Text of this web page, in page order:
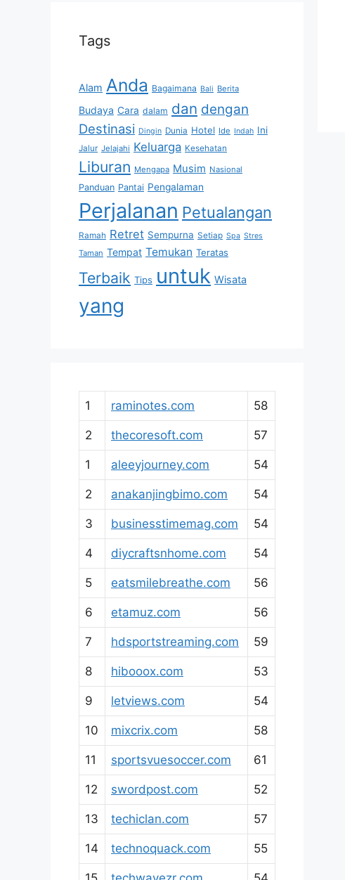
Tags
Alam Anda Bagaimana Bali Berita
Budaya Cara dalam dan dengan
Destinasi Dingin Dunia Hotel Ide Indah Ini
Jalur Jelajahi Keluarga Kesehatan
Liburan Mengapa Musim Nasional
Panduan Pantai Pengalaman
Perjalanan Petualangan
Ramah Retret Sempurna Setiap Spa Stres
Taman Tempat Temukan Teratas
Terbaik Tips untuk Wisata
yang
1 raminotes.com 58
2 thecoresoft.com 57
1 aleeyjourney.com 54
2 anakanjingbimo.com 54
3 businesstimemag.com 54
4 diycraftsnhome.com 54
5 eatsmilebreathe.com 56
6 etamuz.com 56
7 hdsportstreaming.com 59
8 hibooox.com 53
9 letviews.com 54
10 mixcrix.com 58
11 sportsvuesoccer.com 61
12 swordpost.com 52
13 techiclan.com 57
14 technoquack.com 55